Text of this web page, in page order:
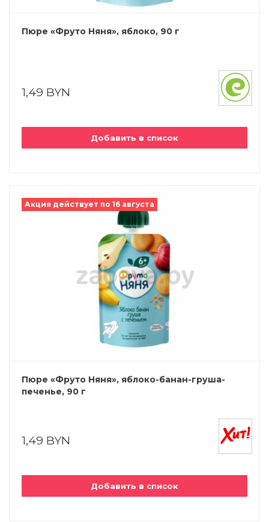
Пюре «Фруто Няня», яблоко, 90 г
1,49 BYN
Добавить в список
Акция действует по 16 августа
Пюре «Фруто Няня», яблоко-банан-груша-
печенье, 90 г
1,49 BYN
Добавить в список